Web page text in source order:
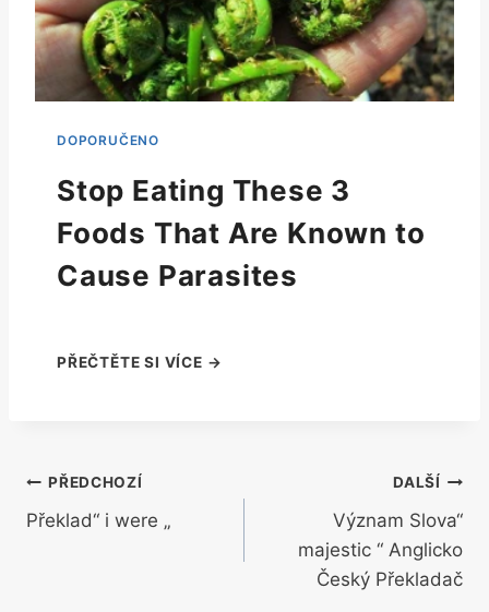
Stop Eating These 3
Foods That Are Known to
Cause Parasites
Navigace
pro
PŘEDCHOZÍ
Překlad“ i were „
DALŠÍ
Význam Slova“
majestic “ Anglicko
Český Překladač